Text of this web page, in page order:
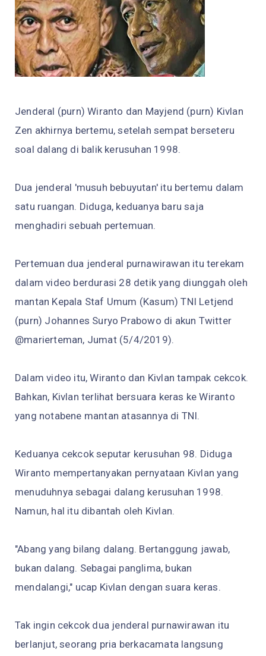
Jenderal (purn) Wiranto dan Mayjend (purn) Kivlan
Zen akhirnya bertemu, setelah sempat berseteru
soal dalang di balik kerusuhan 1998.
Dua jenderal 'musuh bebuyutan' itu bertemu dalam
satu ruangan. Diduga, keduanya baru saja
menghadiri sebuah pertemuan.
Pertemuan dua jenderal purnawirawan itu terekam
dalam video berdurasi 28 detik yang diunggah oleh
mantan Kepala Staf Umum (Kasum) TNI Letjend
(purn) Johannes Suryo Prabowo di akun Twitter
@marierteman, Jumat (5/4/2019).
Dalam video itu, Wiranto dan Kivlan tampak cekcok.
Bahkan, Kivlan terlihat bersuara keras ke Wiranto
yang notabene mantan atasannya di TNI.
Keduanya cekcok seputar kerusuhan 98. Diduga
Wiranto mempertanyakan pernyataan Kivlan yang
menuduhnya sebagai dalang kerusuhan 1998.
Namun, hal itu dibantah oleh Kivlan.
"Abang yang bilang dalang. Bertanggung jawab,
bukan dalang. Sebagai panglima, bukan
mendalangi," ucap Kivlan dengan suara keras.
Tak ingin cekcok dua jenderal purnawirawan itu
berlanjut, seorang pria berkacamata langsung